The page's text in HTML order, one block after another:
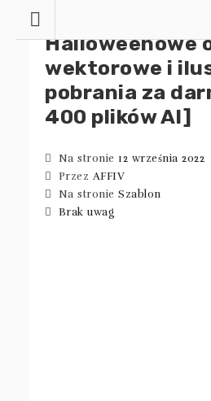
treściHalloweenowe
wektorowe i
pobrania za
400 plików AI]
Na stronie 12 września 2022
Przez AFFIV
Na stronie Szablon
Brak uwag